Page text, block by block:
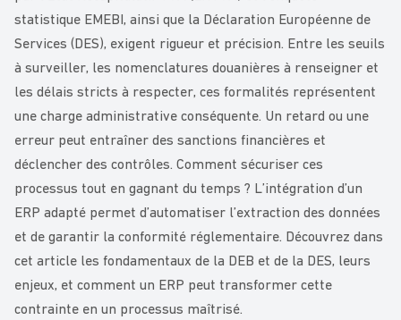
statistique EMEBI, ainsi que la Déclaration Européenne de
Services (DES), exigent rigueur et précision. Entre les seuils
à surveiller, les nomenclatures douanières à renseigner et
les délais stricts à respecter, ces formalités représentent
une charge administrative conséquente. Un retard ou une
erreur peut entraîner des sanctions financières et
déclencher des contrôles. Comment sécuriser ces
processus tout en gagnant du temps ? L’intégration d’un
ERP adapté permet d’automatiser l’extraction des données
et de garantir la conformité réglementaire. Découvrez dans
cet article les fondamentaux de la DEB et de la DES, leurs
enjeux, et comment un ERP peut transformer cette
contrainte en un processus maîtrisé.